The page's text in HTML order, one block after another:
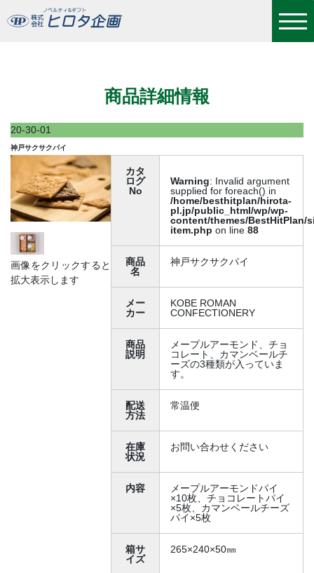
商品詳細情報
20-30-01
神戸サクサクパイ
画像をクリックすると
拡大表示します
カタ
ログ
No
Warning: Invalid argument
supplied for foreach() in
/home/besthitplan/hirota-
pl.jp/public_html/wp/wp-
content/themes/BestHitPlan/
item.php on line88
商品
名
神戸サクサクパイ
メー
カー
KOBE ROMAN
CONFECTIONERY
商品
説明
メープルアーモンド、チョ
コレート、カマンベールチ
ーズの3種類が入っていま
す。
配送
方法
常温便
在庫
状況
お問い合わせください
内容
メープルアーモンドパイ
×10枚、チョコレートパイ
×5枚、カマンベールチーズ
パイ×5枚
箱サ
イズ
265×240×50㎜